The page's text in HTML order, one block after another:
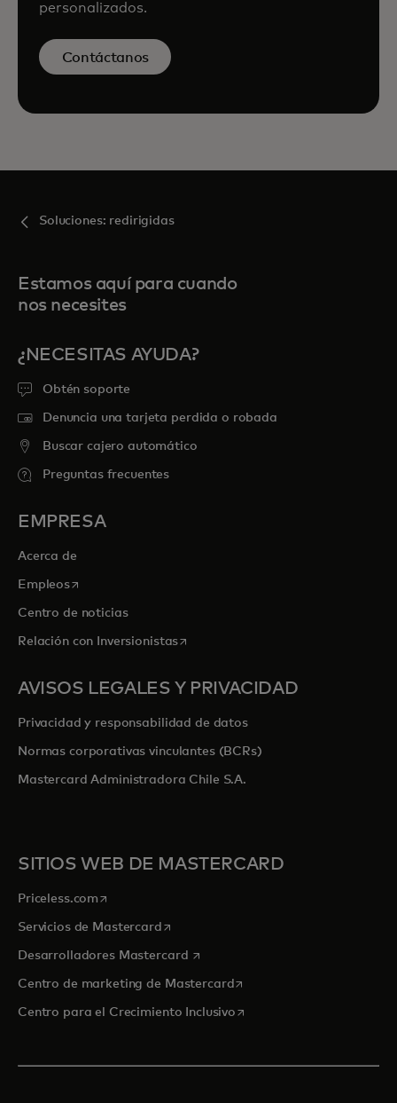
personalizados.
Contáctanos
Soluciones: redirigidas
Estamos aquí para cuando
nos necesites
¿NECESITAS AYUDA?
Obtén soporte
Denuncia una tarjeta perdida o robada
Buscar cajero automático
Preguntas frecuentes
EMPRESA
Acerca de
Empleosse abre en una pestaña nueva
Centro de noticias
Relación con Inversionistasse abre en una pestaña nueva
AVISOS LEGALES Y PRIVACIDAD
Privacidad y responsabilidad de datos
Normas corporativas vinculantes (BCRs)
Mastercard Administradora Chile S.A.
SITIOS WEB DE MASTERCARD
Priceless.com se abre en una pestaña nueva
Servicios de Mastercardse abre en una pestaña nueva
Desarrolladores Mastercard se abre en una pestaña nueva
Centro de marketing de Mastercardse abre en una pestaña
Centro para el Crecimiento Inclusivose abre en una pestaña